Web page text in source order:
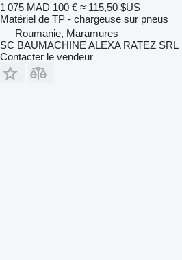
1 075 MAD 100 € ≈ 115,50 $US
Matériel de TP - chargeuse sur pneus
Roumanie, Maramures
SC BAUMACHINE ALEXA RATEZ SRL
Contacter le vendeur